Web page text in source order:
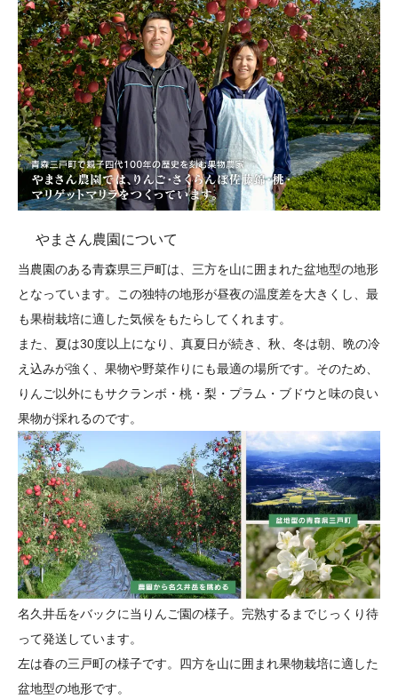
やまさん農園について
当農園のある青森県三戸町は、三方を山に囲まれた盆地型の地形
となっています。この独特の地形が昼夜の温度差を大きくし、最
も果樹栽培に適した気候をもたらしてくれます。
また、夏は30度以上になり、真夏日が続き、秋、冬は朝、晩の冷
え込みが強く、果物や野菜作りにも最適の場所です。そのため、
りんご以外にもサクランボ・桃・梨・プラム・ブドウと味の良い
果物が採れるのです。
名久井岳をバックに当りんご園の様子。完熟するまでじっくり待
って発送しています。
左は春の三戸町の様子です。四方を山に囲まれ果物栽培に適した
盆地型の地形です。